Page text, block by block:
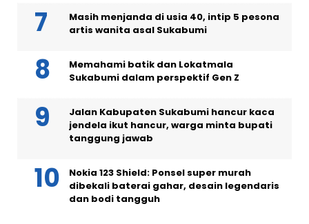
Masih menjanda di usia 40, intip 5 pesona
artis wanita asal Sukabumi
Memahami batik dan Lokatmala
Sukabumi dalam perspektif Gen Z
Jalan Kabupaten Sukabumi hancur kaca
jendela ikut hancur, warga minta bupati
tanggung jawab
Nokia 123 Shield: Ponsel super murah
dibekali baterai gahar, desain legendaris
dan bodi tangguh